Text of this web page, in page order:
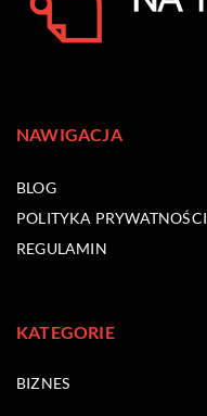
NAWIGACJA
BLOG
POLITYKA PRYWATNOŚCI
REGULAMIN
KATEGORIE
BIZNES